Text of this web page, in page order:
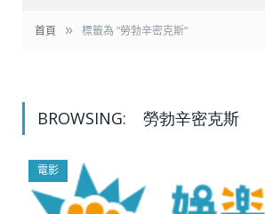
首頁 » 標籤為 "勞勃辛密克斯"
BROWSING: 勞勃辛密克斯
電影